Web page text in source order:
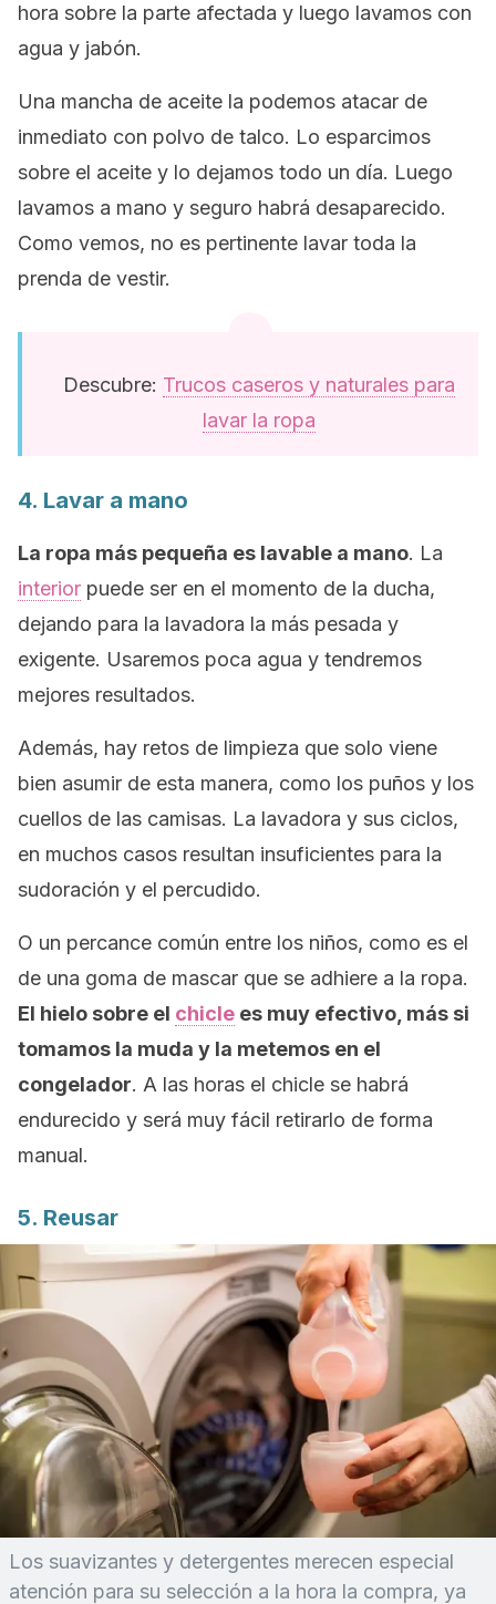
hora sobre la parte afectada y luego lavamos con
agua y jabón.
Una mancha de aceite la podemos atacar de
inmediato con polvo de talco. Lo esparcimos
sobre el aceite y lo dejamos todo un día. Luego
lavamos a mano y seguro habrá desaparecido.
Como vemos, no es pertinente lavar toda la
prenda de vestir.
Descubre: Trucos caseros y naturales para
lavar la ropa
4. Lavar a mano
La ropa más pequeña es lavable a mano. La
interior puede ser en el momento de la ducha,
dejando para la lavadora la más pesada y
exigente. Usaremos poca agua y tendremos
mejores resultados.
Además, hay retos de limpieza que solo viene
bien asumir de esta manera, como los puños y los
cuellos de las camisas. La lavadora y sus ciclos,
en muchos casos resultan insuficientes para la
sudoración y el percudido.
O un percance común entre los niños, como es el
de una goma de mascar que se adhiere a la ropa.
El hielo sobre el chicle es muy efectivo, más si
tomamos la muda y la metemos en el
congelador. A las horas el chicle se habrá
endurecido y será muy fácil retirarlo de forma
manual.
5. Reusar
Los suavizantes y detergentes merecen especial
atención para su selección a la hora la compra, ya